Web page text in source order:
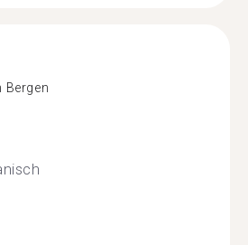
Bergen